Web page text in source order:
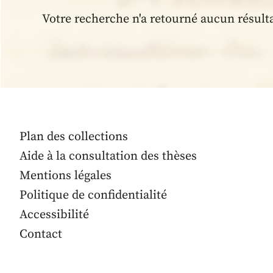
Votre recherche n'a retourné aucun
Plan des collections
Aide à la consultation des thèses
Mentions légales
Politique de confidentialité
Accessibilité
Contact